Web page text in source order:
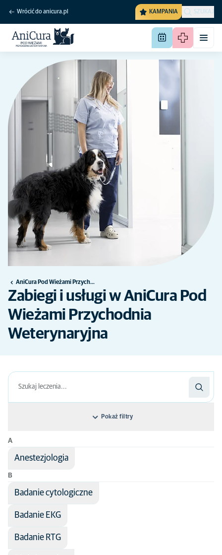
Wrócić do anicura.pl KAMPANIA SZUKAJ
AniCura Pod Wieżami Przychodnia Weterynaryjna
Zabiegi i usługi w AniCura Pod
Wieżami Przychodnia
Weterynaryjna
Pokaż filtry
Nazwa leczenia
Disciplines
A
Anestezjologia
B
Badanie cytologiczne
Badanie EKG
Badanie RTG